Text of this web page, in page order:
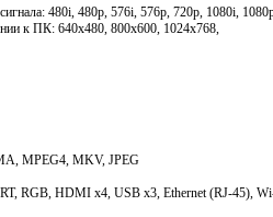
480i, 480p, 576i, 576p, 720p, 1080i,
к ПК: 640x480, 800x600, 1024x768,
MPEG4, MKV, JPEG
RGB, HDMI x4, USB x3, Ethernet (RJ-45),